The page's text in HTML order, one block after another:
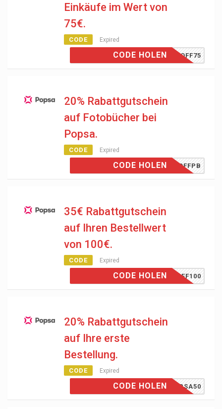
Einkäufe im Wert von
75€.
CODE Expired
25OFF75
CODE HOLEN
20% Rabattgutschein
auf Fotobücher bei
Popsa.
CODE Expired
20OFFPB
CODE HOLEN
35€ Rabattgutschein
auf Ihren Bestellwert
von 100€.
CODE Expired
35OFF100
CODE HOLEN
20% Rabattgutschein
auf Ihre erste
Bestellung.
CODE Expired
POPSA50
CODE HOLEN